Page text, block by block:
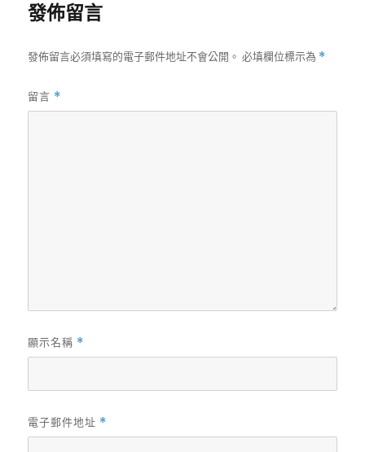
發佈留言
發佈留言必須填寫的電子郵件地址不會公開。 必填欄位標示為 *
留言 *
顯示名稱 *
電子郵件地址 *